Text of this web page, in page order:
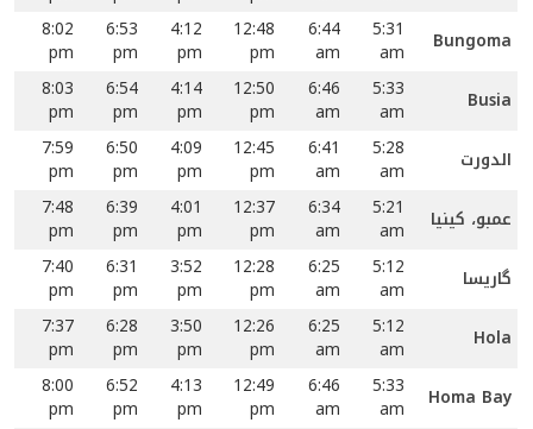
Bungoma
5:31
am
6:44
am
12:48
pm
4:12
pm
6:53
pm
8:02
pm
Busia
5:33
am
6:46
am
12:50
pm
4:14
pm
6:54
pm
8:03
pm
الدورت
5:28
am
6:41
am
12:45
pm
4:09
pm
6:50
pm
7:59
pm
عمبو، کینیا
5:21
am
6:34
am
12:37
pm
4:01
pm
6:39
pm
7:48
pm
گاریسا
5:12
am
6:25
am
12:28
pm
3:52
pm
6:31
pm
7:40
pm
Hola
5:12
am
6:25
am
12:26
pm
3:50
pm
6:28
pm
7:37
pm
Homa Bay
5:33
am
6:46
am
12:49
pm
4:13
pm
6:52
pm
8:00
pm